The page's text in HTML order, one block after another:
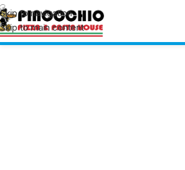
Skip to navigation
Skip to main content